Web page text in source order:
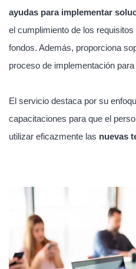
ayudas para implementar
el cumplimiento de los
fondos. Además, proporciona
proceso de implementación
El servicio destaca por su
capacitaciones para que el
utilizar eficazmente las nuevas